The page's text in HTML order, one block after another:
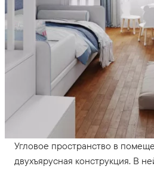
Угловое пространство в
двухъярусная конструкция. В